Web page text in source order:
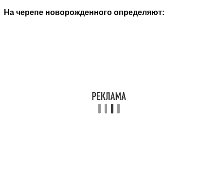
На черепе новорожденного определяют: